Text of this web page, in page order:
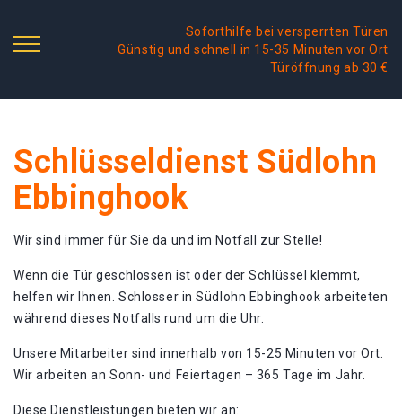
Soforthilfe bei versperrten Türen
Günstig und schnell in 15-35 Minuten vor Ort
Türöffnung ab 30 €
Schlüsseldienst Südlohn
Ebbinghook
Wir sind immer für Sie da und im Notfall zur Stelle!
Wenn die Tür geschlossen ist oder der Schlüssel klemmt,
helfen wir Ihnen. Schlosser in Südlohn Ebbinghook arbeiteten
während dieses Notfalls rund um die Uhr.
Unsere Mitarbeiter sind innerhalb von 15-25 Minuten vor Ort.
Wir arbeiten an Sonn- und Feiertagen – 365 Tage im Jahr.
Diese Dienstleistungen bieten wir an: